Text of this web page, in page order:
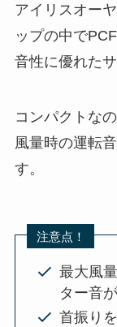
アイリスオー
ップの中で
音性に優れた
コンパクトな
風量時の運転
す。
注意点！
最大風
ター音
首振り